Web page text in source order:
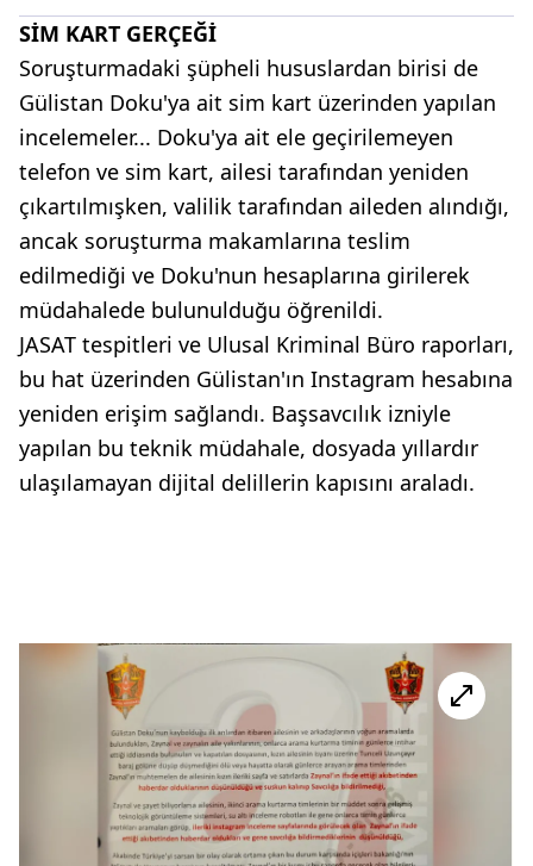
SİM KART GERÇEĞİ
Soruşturmadaki şüpheli hususlardan birisi de
Gülistan Doku'ya ait sim kart üzerinden yapılan
incelemeler... Doku'ya ait ele geçirilemeyen
telefon ve sim kart, ailesi tarafından yeniden
çıkartılmışken, valilik tarafından aileden alındığı,
ancak soruşturma makamlarına teslim
edilmediği ve Doku'nun hesaplarına girilerek
müdahalede bulunulduğu öğrenildi.
JASAT tespitleri ve Ulusal Kriminal Büro raporları,
bu hat üzerinden Gülistan'ın Instagram hesabına
yeniden erişim sağlandı. Başsavcılık izniyle
yapılan bu teknik müdahale, dosyada yıllardır
ulaşılamayan dijital delillerin kapısını araladı.